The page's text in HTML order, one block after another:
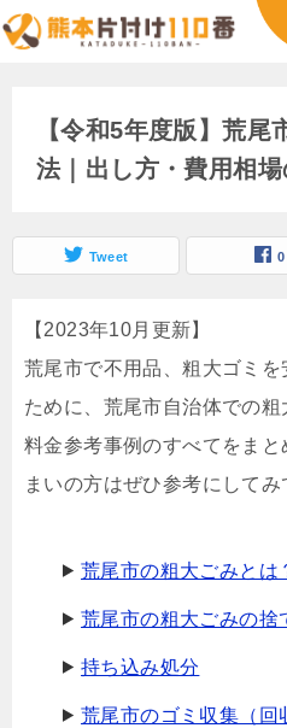
【令和5年度版】荒尾
法｜出し方・費用相
Tweet 0
【2023年10月更新】
荒尾市で不用品、粗大ゴミ
ために、荒尾市自治体での粗
料金参考事例のすべてをま
まいの方はぜひ参考にしてみ
荒尾市の粗大ごみとは
荒尾市の粗大ごみの捨
持ち込み処分
荒尾市のゴミ収集（回